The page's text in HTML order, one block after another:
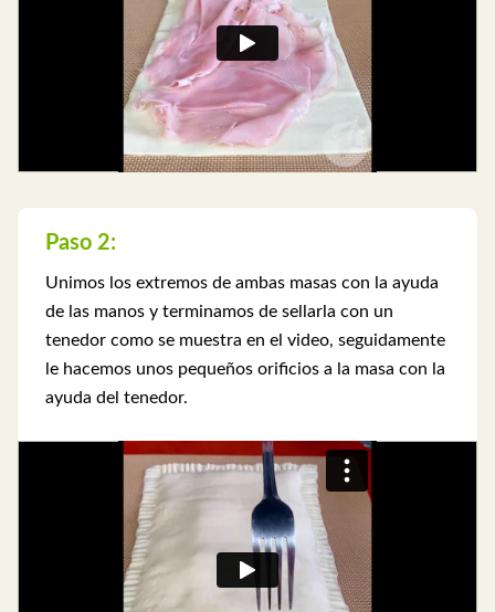
Paso 2:
Unimos los extremos de ambas masas con la ayuda
de las manos y terminamos de sellarla con un
tenedor como se muestra en el video, seguidamente
le hacemos unos pequeños orificios a la masa con la
ayuda del tenedor.